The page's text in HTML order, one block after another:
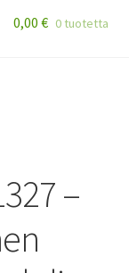
0,00 € 0 tuotetta
–